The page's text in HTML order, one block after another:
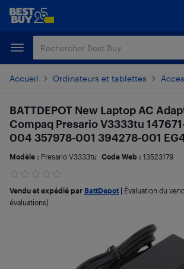
Passer
principal
Passer
Accueil Ordinateurs et tablettes
BATTDEPOT New Laptop AC
Compaq Presario V3333tu
004 357978-001 394278-001
Modèle : Presario V3333tu Code Web : 13523179
Vendu et expédié par BattDepot Évaluation du
évaluations)